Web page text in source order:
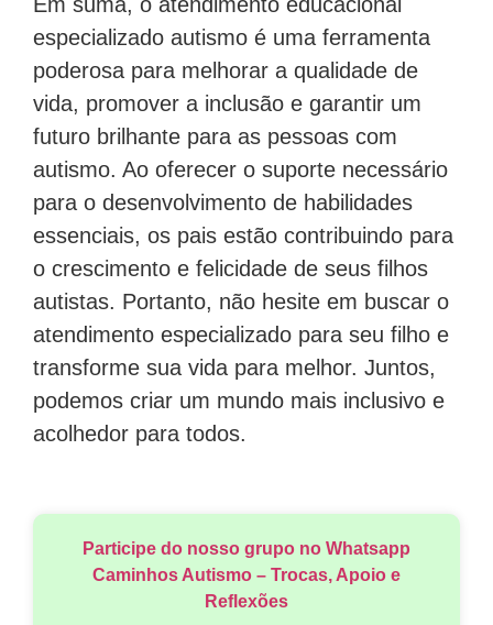
especializado autismo é uma ferramenta
poderosa para melhorar a qualidade de
vida, promover a inclusão e garantir um
futuro brilhante para as pessoas com
autismo. Ao oferecer o suporte necessário
para o desenvolvimento de habilidades
essenciais, os pais estão contribuindo para
o crescimento e felicidade de seus filhos
autistas. Portanto, não hesite em buscar o
atendimento especializado para seu filho e
transforme sua vida para melhor. Juntos,
podemos criar um mundo mais inclusivo e
acolhedor para todos.
Participe do nosso grupo no Whatsapp
Caminhos Autismo – Trocas, Apoio e
Reflexões